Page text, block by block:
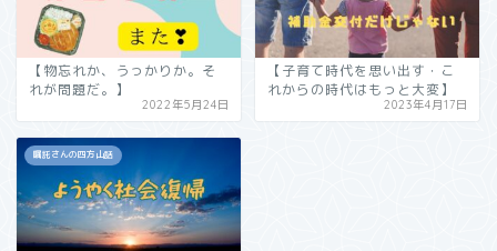
【物忘れか、うっかりか。そ
れが問題だ。】
2022年5月24日
【子育て時代を思い出す・こ
れからの時代はもっと大変】
2023年4月17日
嘱託さんの四方山話